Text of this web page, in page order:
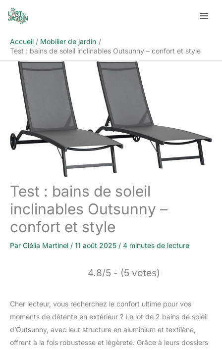
Aller
Accueil
Mobilier de jardin
Test : bains de soleil inclinables Outsunny – confort et style
Test : bains de soleil
inclinables Outsunny –
confort et style
Par Clélia Martinel / 11 août 2025 / 4 minutes de lecture
4.8/5 - (5 votes)
Cher lecteur, vous recherchez le confort ultime pour vos
moments de détente en extérieur ? Le lot de 2 bains de soleil
d’Outsunny, avec leur structure en aluminium et textilène,
offrent à la fois robustesse et légèreté. Grâce à leurs dossiers
Rechercher